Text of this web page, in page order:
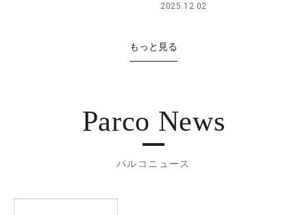
2025.12.02
もっと見る
Parco News
パルコニュース